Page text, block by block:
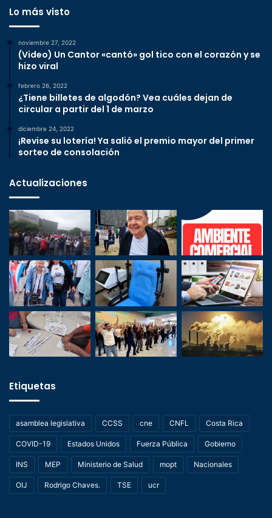
Lo más visto
noviembre 27, 2022
(Video) Un Cantor «cantó» gol tico con el corazón y se
hizo viral
febrero 26, 2022
¿Tiene billetes de algodón? Vea cuáles dejan de
circular a partir del 1 de marzo
diciembre 24, 2022
¡Revise su lotería! Ya salió el premio mayor del primer
sorteo de consolación
Actualizaciones
Etiquetas
asamblea legislativa CCSS cne CNFL Costa Rica
COVID-19 Estados Unidos Fuerza Pública Gobierno
INS MEP Ministerio de Salud mopt Nacionales
OIJ Rodrigo Chaves. TSE ucr